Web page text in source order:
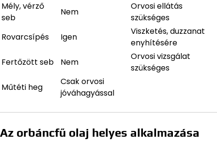
Mély, vérző
seb
Nem
Orvosi ellátás
szükséges
Rovarcsípés
Igen
Viszketés, duzzanat
enyhítésére
Fertőzött seb
Nem
Orvosi vizsgálat
szükséges
Műtéti heg
Csak orvosi
jóváhagyással
Az orbáncfű olaj helyes alkalmazása